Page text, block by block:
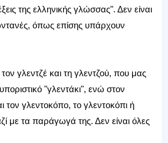
της ελληνικής γλώσσας". Δεν είναι
όπως επίσης υπάρχουν
γλεντζέ και τη γλεντζού, που μας
"γλεντάκι", ενώ στον
τον γλεντοκόπο, το γλεντοκόπι ή
με τα παράγωγά της. Δεν είναι όλες